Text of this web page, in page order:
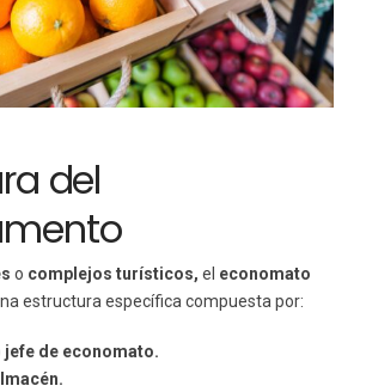
del
o complejos turísticos, el economato
estructura específica compuesta por:
jefe de economato.